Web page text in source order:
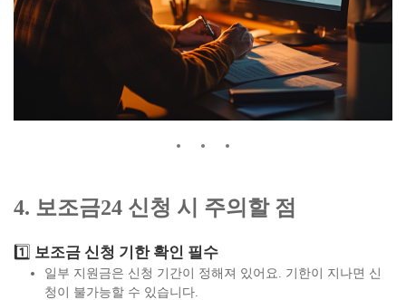
4. 보조금24 신청 시 주의할 점
1️⃣ 보조금 신청 기한 확인 필수
일부 지원금은 신청 기간이 정해져 있어요. 기한이 지나면 신
청이 불가능할 수 있습니다.